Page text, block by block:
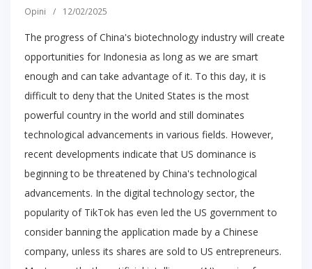
Opini / 12/02/2025
The progress of China's biotechnology industry will create
opportunities for Indonesia as long as we are smart
enough and can take advantage of it. To this day, it is
difficult to deny that the United States is the most
powerful country in the world and still dominates
technological advancements in various fields. However,
recent developments indicate that US dominance is
beginning to be threatened by China's technological
advancements. In the digital technology sector, the
popularity of TikTok has even led the US government to
consider banning the application made by a Chinese
company, unless its shares are sold to US entrepreneurs.